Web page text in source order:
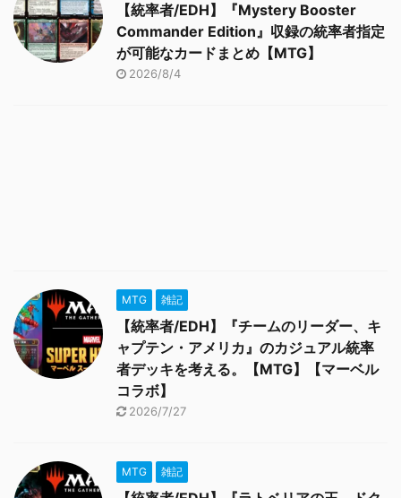
【統率者/EDH】『Mystery Booster
Commander Edition』収録の統率者指定
が可能なカードまとめ【MTG】
2026/8/4
MTG 雑記
【統率者/EDH】『チームのリーダー、キ
ャプテン・アメリカ』のカジュアル統率
者デッキを考える。【MTG】【マーベル
コラボ】
2026/7/27
MTG 雑記